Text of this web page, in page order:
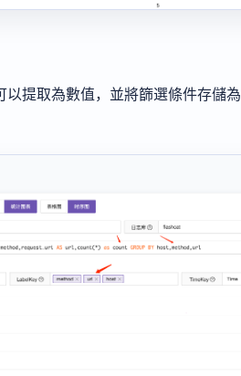
以提取為數值，並將篩選條件存儲